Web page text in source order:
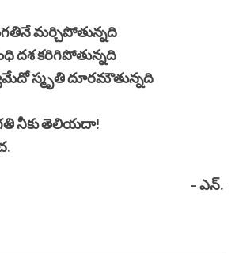
మర్చిపోతున్నది
కరిగిపోతున్నది
స్మృతి దూరమౌతున్నది
నీకు తెలియదా!